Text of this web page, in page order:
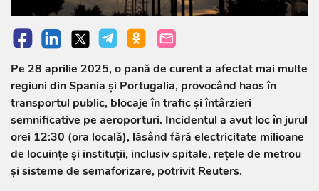
Pe 28 aprilie 2025, o pană de curent a afectat mai multe
regiuni din Spania și Portugalia, provocând haos în
transportul public, blocaje în trafic și întârzieri
semnificative pe aeroporturi. Incidentul a avut loc în jurul
orei 12:30 (ora locală), lăsând fără electricitate milioane
de locuințe și instituții, inclusiv spitale, rețele de metrou
și sisteme de semaforizare, potrivit Reuters.